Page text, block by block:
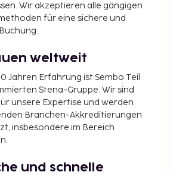
Wir akzeptieren alle gängigen
für eine sichere und
weltweit
Jahren Erfahrung ist Sembo Teil
Stena-Gruppe. Wir sind
unsere Expertise und werden
Branchen-Akkreditierungen
insbesondere im Bereich
und schnelle